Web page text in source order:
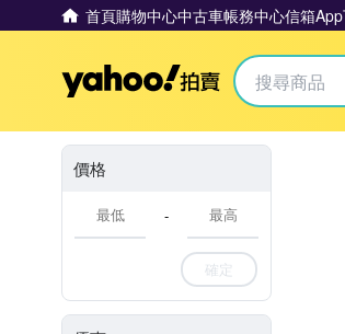
首頁購物中心中古車帳務中心信箱
Yahoo拍賣
價格
-
確定